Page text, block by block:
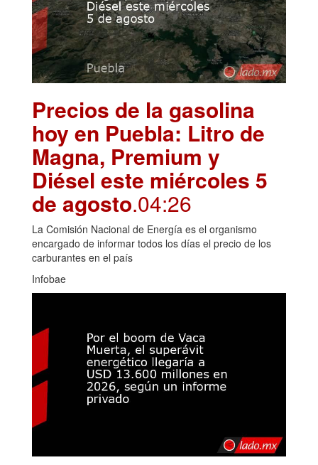
Precios de la gasolina
hoy en Puebla: Litro de
Magna, Premium y
Diésel este miércoles 5
de agosto.04:26
La Comisión Nacional de Energía es el organismo
encargado de informar todos los días el precio de los
carburantes en el país
Infobae